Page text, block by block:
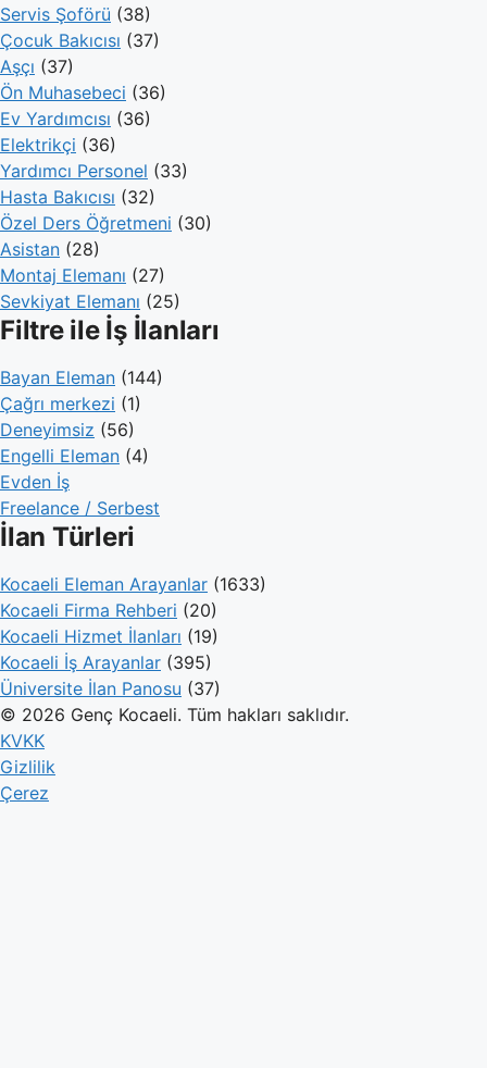
Servis Şoförü (38)
Çocuk Bakıcısı (37)
Aşçı (37)
Ön Muhasebeci (36)
Ev Yardımcısı (36)
Elektrikçi (36)
Yardımcı Personel (33)
Hasta Bakıcısı (32)
Özel Ders Öğretmeni (30)
Asistan (28)
Montaj Elemanı (27)
Sevkiyat Elemanı (25)
Filtre ile İş İlanları
Bayan Eleman (144)
Çağrı merkezi (1)
Deneyimsiz (56)
Engelli Eleman (4)
Evden İş
Freelance / Serbest
İlan Türleri
Kocaeli Eleman Arayanlar (1633)
Kocaeli Firma Rehberi (20)
Kocaeli Hizmet İlanları (19)
Kocaeli İş Arayanlar (395)
Üniversite İlan Panosu (37)
© 2026 Genç Kocaeli. Tüm hakları saklıdır.
KVKK
Gizlilik
Çerez